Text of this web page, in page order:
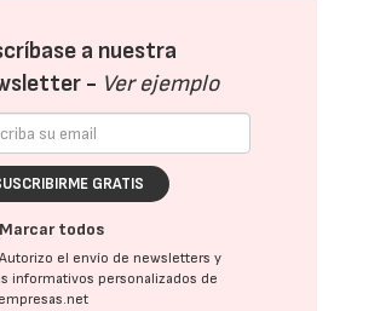
a nuestra
- Ver ejemplo
GRATIS
Marcar todos
Autorizo el envío de newsletters y
informativos personalizados de